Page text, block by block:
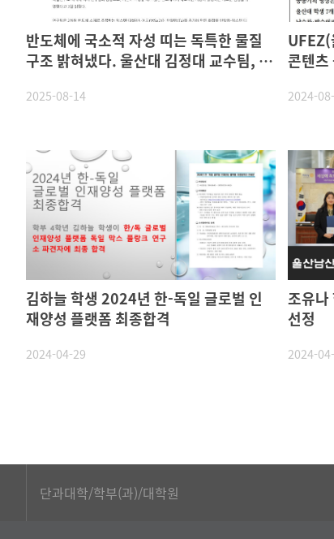
반도체에 국소적 자성 띠는 독특한 물질
구조 밝혀냈다. 울산대 김정대 교수팀, 국
2025-08-14
UFEZ(울
콘텐
2024-
김하늘 학생 2024년 한-독일 글로벌 인
재양성 플랫폼 최종합격
2024-04-29
조유나
선정
2024-
단과대학/학부(과)/대학원